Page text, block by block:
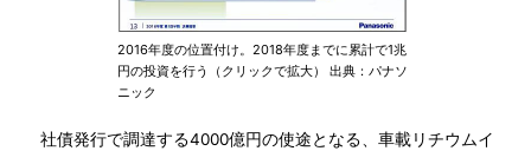
2016年度の位置付け。2018年度までに累計で1兆
円の投資を行う（クリックで拡大） 出典：パナソ
ニック
社債発行で調達する4000億円の使途となる、車載リチウムイ